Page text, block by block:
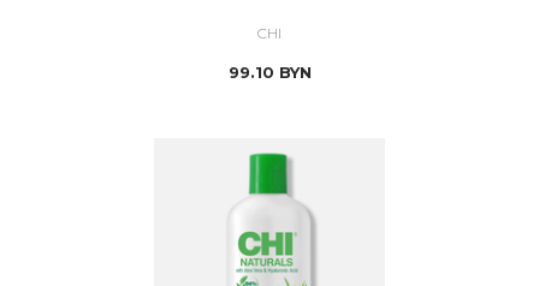
CHI
99.10 BYN